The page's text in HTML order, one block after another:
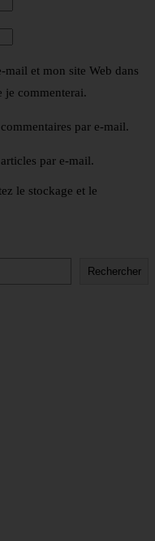
mail et mon site Web dans
je commenterai.
par e-mail.
par e-mail.
le stockage et le
Rechercher